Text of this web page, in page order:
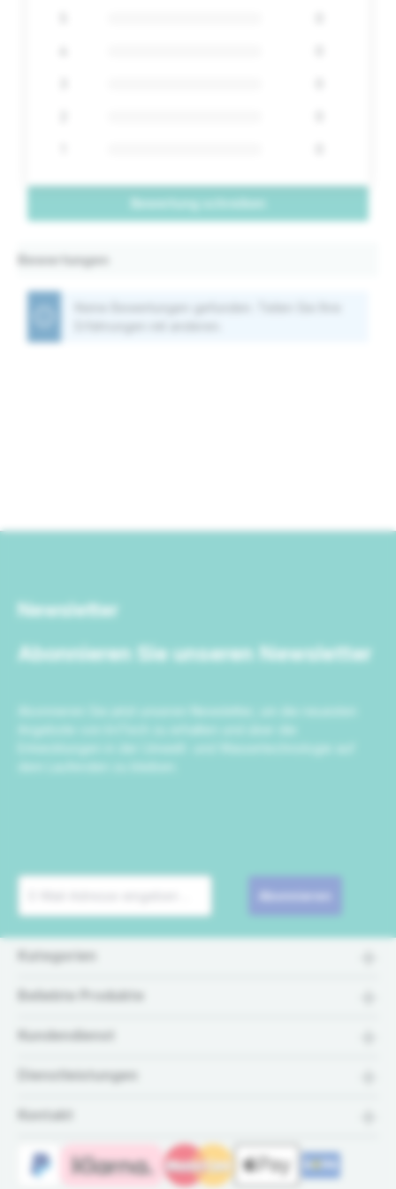
Bewertungen
Newsletter
Abonnieren Sie unseren Newsletter
Kategorien
Beliebte Produkte
Kundendienst
Dienstleistungen
Kontakt